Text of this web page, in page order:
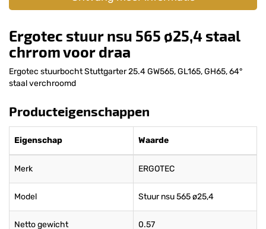
Ergotec stuur nsu 565 ø25,4 staal
chrrom voor draa
Ergotec stuurbocht Stuttgarter 25.4 GW565, GL165, GH65, 64°
staal verchroomd
Producteigenschappen
Eigenschap Waarde
Merk ERGOTEC
Model Stuur nsu 565 ø25,4
Netto gewicht 0.57